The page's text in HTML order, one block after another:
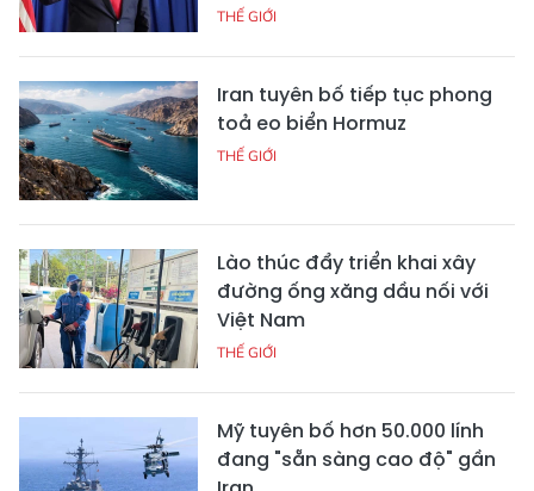
THẾ GIỚI
Iran tuyên bố tiếp tục phong
toả eo biển Hormuz
THẾ GIỚI
Lào thúc đẩy triển khai xây
đường ống xăng dầu nối với
Việt Nam
THẾ GIỚI
Mỹ tuyên bố hơn 50.000 lính
đang "sẵn sàng cao độ" gần